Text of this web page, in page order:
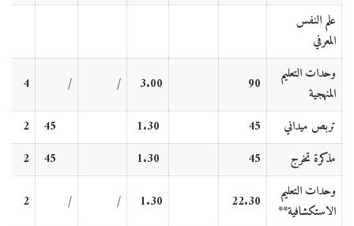
علم النفس
المعرفي
وحدات التعليم
المنهجية
90
3.00
/
/
4
تربص ميداني
45
2
مذكرة تخرج
45
2
وحدات التعليم
الاستكشافية**
22.30
1.30
/
/
2